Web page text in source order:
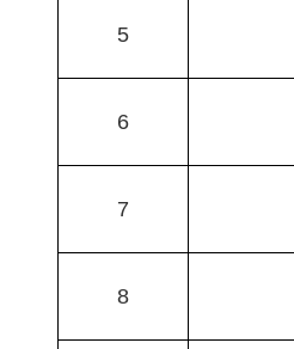
5
6
7
8